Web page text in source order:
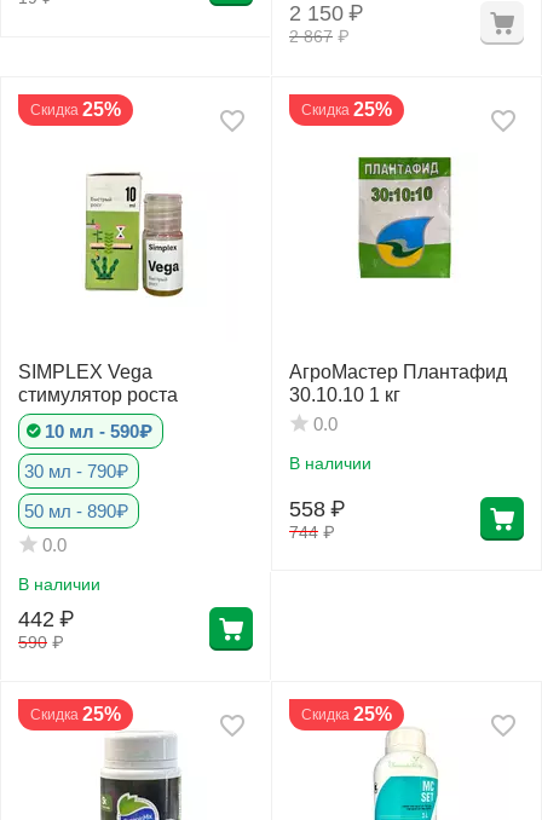
2 867 ₽
2 150 ₽
Скидка 25%
SIMPLEX Vega
стимулятор роста
10 мл - 590₽
30 мл - 790₽
50 мл - 890₽
0.0
В наличии
590 ₽
442 ₽
Скидка 25%
АгроМастер Плантафид
30.10.10 1 кг
0.0
В наличии
744 ₽
558 ₽
Скидка 25% Скидка 25%